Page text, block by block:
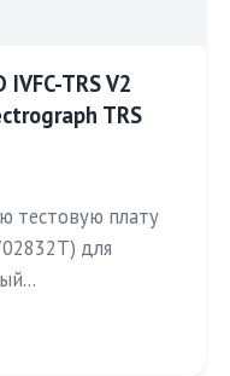
IVFC-TRS V2
TRS
тестовую плату
для